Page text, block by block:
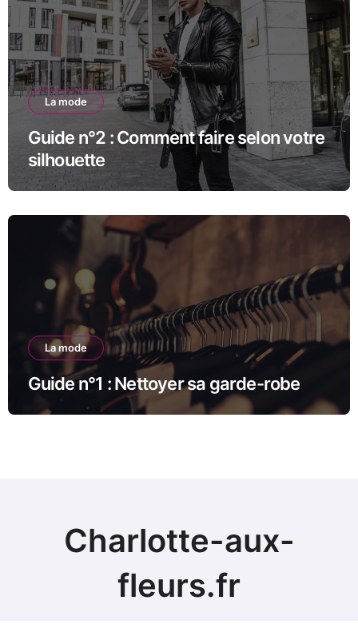
La mode
Guide n°2 : Comment faire selon votre
silhouette
La mode
Guide n°1 : Nettoyer sa garde-robe
Charlotte-aux-
fleurs.fr